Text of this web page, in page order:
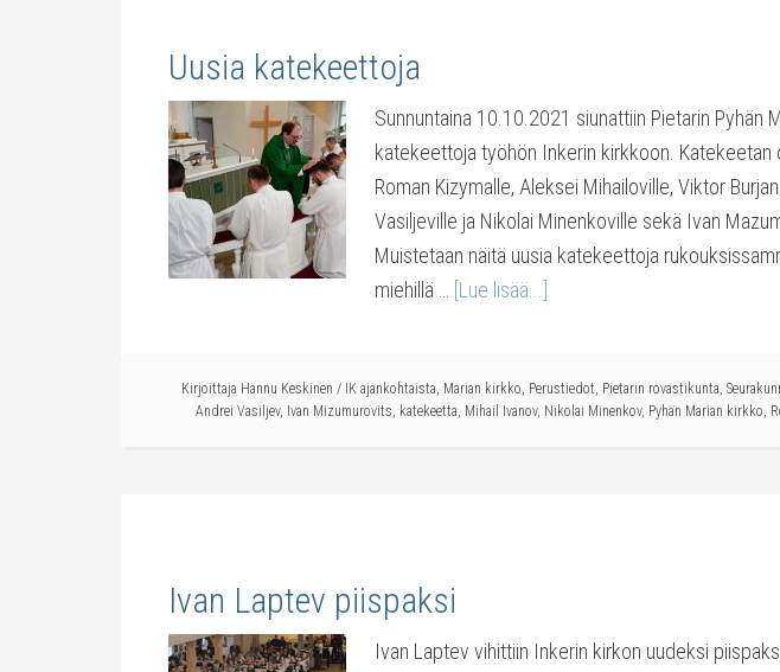
Uusia katekeettoja
Sunnuntaina 10.10.2021 siunattiin Pietarin Pyhän
katekeettoja työhön Inkerin kirkkoon. Katekeetan
Roman Kizymalle, Aleksei Mihailoville, Viktor
Vasiljeville ja Nikolai Minenkoville sekä Ivan
Muistetaan näitä uusia katekeettoja
miehillä …
[Lue lisää...]
Kirjoittaja Hannu Keskinen / IK ajankohtaista, Marian kirkko, Perustiedot, Pietarin rovastikunta,
Andrei Vasiljev, Ivan Mizumurovits, katekeetta, Mihail Ivanov, Nikolai Minenkov, Pyhän Marian kirkko,
Ivan Laptev piispaksi
Ivan Laptev vihittiin Inkerin kirkon uudeksi